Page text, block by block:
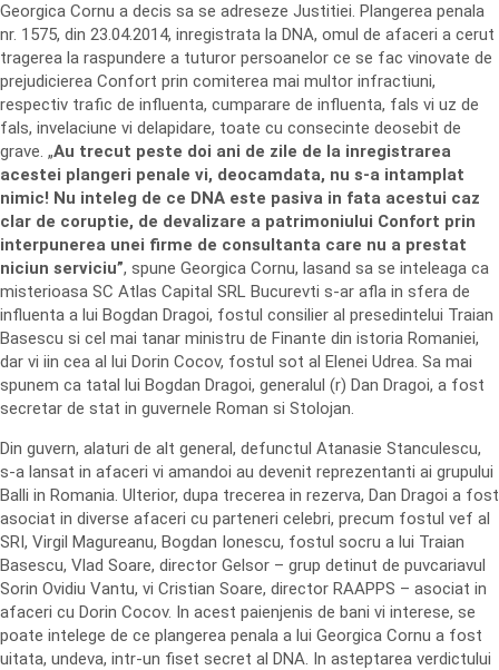
Georgica Cornu a decis sa se adreseze Justitiei. Plangerea penala
nr. 1575, din 23.04.2014, inregistrata la DNA, omul de afaceri a cerut
tragerea la raspundere a tuturor persoanelor ce se fac vinovate de
prejudicierea Confort prin comiterea mai multor infractiuni,
respectiv trafic de influenta, cumparare de influenta, fals vi uz de
fals, invelaciune vi delapidare, toate cu consecinte deosebit de
grave. „Au trecut peste doi ani de zile de la inregistrarea
acestei plangeri penale vi, deocamdata, nu s-a intamplat
nimic! Nu inteleg de ce DNA este pasiva in fata acestui caz
clar de coruptie, de devalizare a patrimoniului Confort prin
interpunerea unei firme de consultanta care nu a prestat
niciun serviciu”, spune Georgica Cornu, lasand sa se inteleaga ca
misterioasa SC Atlas Capital SRL Bucurevti s-ar afla in sfera de
influenta a lui Bogdan Dragoi, fostul consilier al presedintelui Traian
Basescu si cel mai tanar ministru de Finante din istoria Romaniei,
dar vi iin cea al lui Dorin Cocov, fostul sot al Elenei Udrea. Sa mai
spunem ca tatal lui Bogdan Dragoi, generalul (r) Dan Dragoi, a fost
secretar de stat in guvernele Roman si Stolojan.
Din guvern, alaturi de alt general, defunctul Atanasie Stanculescu,
s-a lansat in afaceri vi amandoi au devenit reprezentanti ai grupului
Balli in Romania. Ulterior, dupa trecerea in rezerva, Dan Dragoi a fost
asociat in diverse afaceri cu parteneri celebri, precum fostul vef al
SRI, Virgil Magureanu, Bogdan Ionescu, fostul socru a lui Traian
Basescu, Vlad Soare, director Gelsor – grup detinut de puvcariavul
Sorin Ovidiu Vantu, vi Cristian Soare, director RAAPPS – asociat in
afaceri cu Dorin Cocov. In acest paienjenis de bani vi interese, se
poate intelege de ce plangerea penala a lui Georgica Cornu a fost
uitata, undeva, intr-un fiset secret al DNA. In asteptarea verdictului